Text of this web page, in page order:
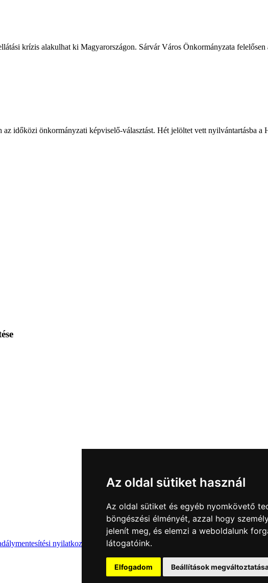
Az oldal sütiket használ
Az oldal sütiket és egyéb nyomkövető
böngészési élményét, azzal hogy
jelenít meg, és elemzi a weboldalunk
látogatóink.
Elfogadom Beállítások
krízis alakulhat ki Magyarországon. Sárvár Város Önkormányzata
az időközi önkormányzati képviselő-választást. Hét jelöltet vett nyilvántartásba
nyilatkozat